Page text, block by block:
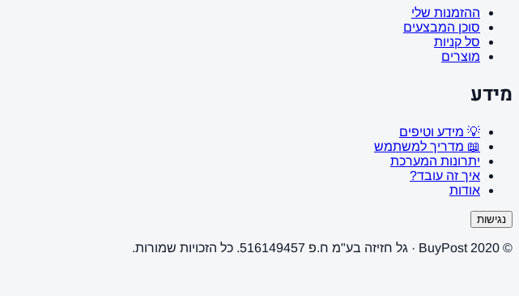
ההזמנות שלי
סוכן המבצעים
סל קניות
מוצרים
מידע
💡 מידע וטיפים
📖 מדריך למשתמש
יתרונות המערכת
איך זה עובד?
אודות
נגישות
© 2020 BuyPost · גל חזיזה בע"מ ח.פ 516149457. כל הזכויות שמורות.